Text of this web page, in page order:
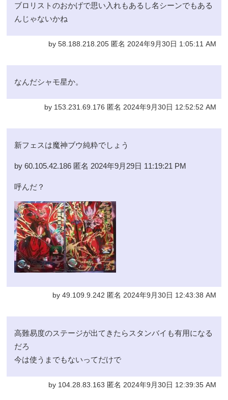
ブロリストのおかげで思い入れもあるし名シーンでもある
んじゃないかね
by 58.188.218.205 匿名 2024年9月30日 1:05:11 AM
なんだシャモ星か。
by 153.231.69.176 匿名 2024年9月30日 12:52:52 AM
新フェスは魔神ブウ純粋でしょう
by 60.105.42.186 匿名 2024年9月29日 11:19:21 PM
呼んだ？
by 49.109.9.242 匿名 2024年9月30日 12:43:38 AM
高難易度のステージが出てきたらスタンバイも有用になる
だろ
今は使うまでもないってだけで
by 104.28.83.163 匿名 2024年9月30日 12:39:35 AM